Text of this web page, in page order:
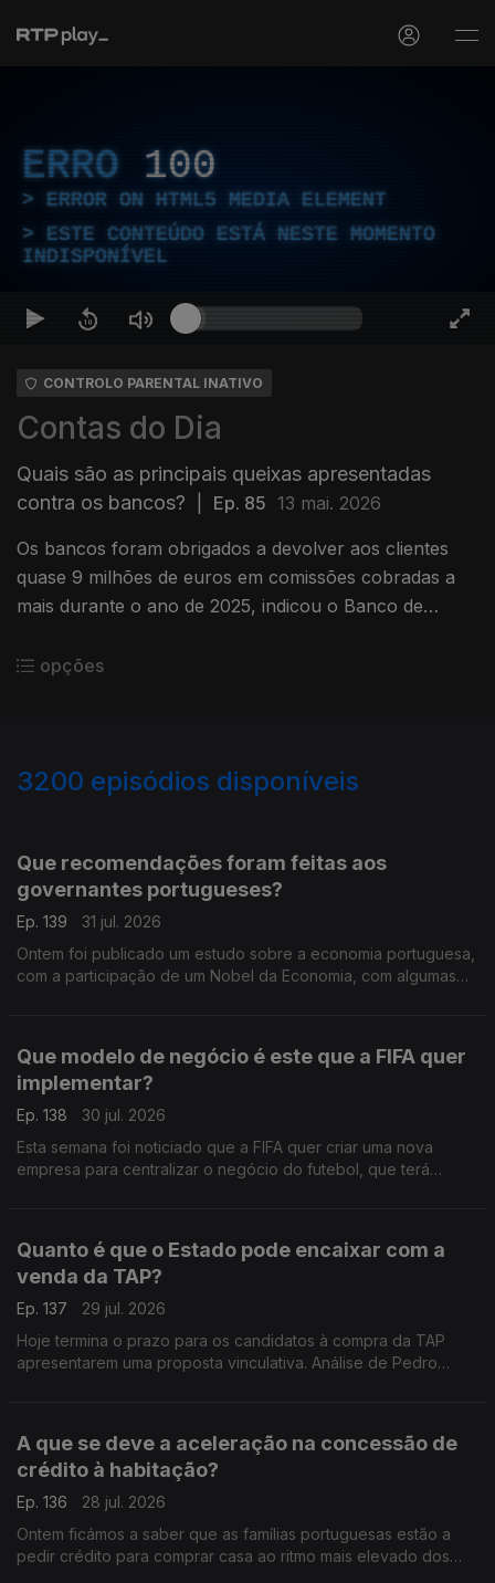
ERRO 100
ERROR ON HTML5 MEDIA ELEMENT
ESTE CONTEÚDO ESTÁ NESTE MOMENTO
INDISPONÍVEL
CONTROLO PARENTAL INATIVO
Contas do Dia
Quais são as principais queixas apresentadas
contra os bancos?
Ep. 85 13 mai. 2026
Os bancos foram obrigados a devolver aos clientes
quase 9 milhões de euros em comissões cobradas a
mais durante o ano de 2025, indicou o Banco de
opções
3200 episódios disponíveis
Que recomendações foram feitas aos
governantes portugueses?
Ep. 139
31 jul. 2026
Ontem foi publicado um estudo sobre a economia portuguesa,
com a participação de um Nobel da Economia, com algumas
Que modelo de negócio é este que a FIFA quer
implementar?
Ep. 138
30 jul. 2026
Esta semana foi noticiado que a FIFA quer criar uma nova
empresa para centralizar o negócio do futebol, que terá
Quanto é que o Estado pode encaixar com a
venda da TAP?
Ep. 137
29 jul. 2026
Hoje termina o prazo para os candidatos à compra da TAP
apresentarem uma proposta vinculativa. Análise de Pedro
A que se deve a aceleração na concessão de
crédito à habitação?
Ep. 136
28 jul. 2026
Ontem ficámos a saber que as famílias portuguesas estão a
pedir crédito para comprar casa ao ritmo mais elevado dos